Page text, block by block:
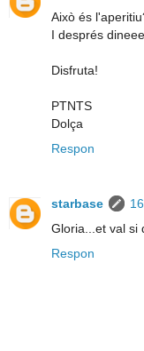
Això és
I després
Disfruta!
PTNTS
Dolça
Respon
starbase
Gloria...et val si
Respon